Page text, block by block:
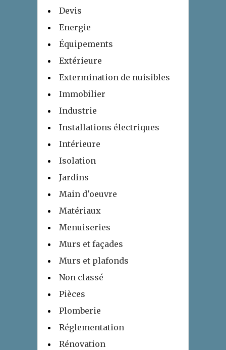
Devis
Energie
Équipements
Extérieure
Extermination de nuisibles
Immobilier
Industrie
Installations électriques
Intérieure
Isolation
Jardins
Main d'oeuvre
Matériaux
Menuiseries
Murs et façades
Murs et plafonds
Non classé
Pièces
Plomberie
Réglementation
Rénovation